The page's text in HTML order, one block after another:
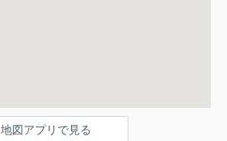
地図アプリで見る